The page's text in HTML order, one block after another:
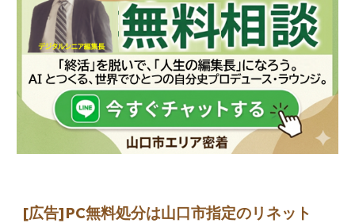
[広告]PC無料処分は山口市指定のリネット